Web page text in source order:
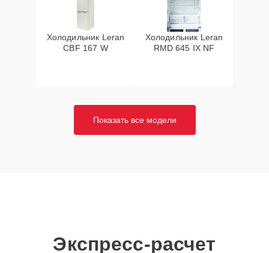
Холодильник Leran
CBF 167 W
Холодильник Leran
RMD 645 IX NF
Показать все модели
Экспресс-расчет